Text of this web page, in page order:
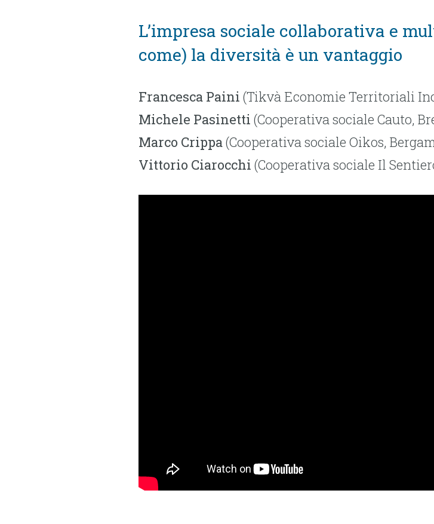
L’impresa sociale collaborativa e
come) la diversità è un vantaggio
Francesca Paini (Tikvà Economie Territoriali
Michele Pasinetti (Cooperativa sociale Cauto,
Marco Crippa(Cooperativa sociale Oikos,
Vittorio Ciarocchi (Cooperativa sociale Il